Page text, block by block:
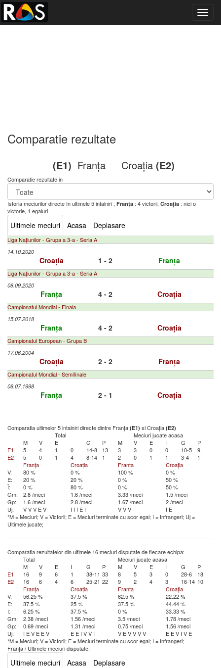
Comparatie rezultate
(E1) Franța - Croația (E2)
Comparatie rezultate in
Istoria meciurilor directe In ultimele 5 intalniri , Franța : 4 victorii, Croația : nici o
victorie, 1 egaluri
Ultimele meciuri Acasa Deplasare
Liga Naţiunilor - Grupa a 3-a - Seria A
14.10.2020
Croația 1 - 2 Franța
Liga Naţiunilor - Grupa a 3-a - Seria A
08.09.2020
Franța 4 - 2 Croația
Campionatul Mondial - Finala
15.07.2018
Franța 4 - 2 Croația
Campionatul European - Grupa B
17.06.2004
Croația 2 - 2 Franța
Campionatul Mondial - Semifinale
08.07.1998
Franța 2 - 1 Croația
Comparatia ultimelor 5 intalniri directe dintre Franța (E1) si Croația (E2)
Total
Meciuri jucate acasa
M
V E G P M V E I G
P
E1
5 4 1 0 14-8 13 3 3 0 0 10-5
9
E2
5 0 1 4 8-14 1 2 0 1 1 3-4
1
Franța
Croația Franța
Croația
V:
80 % 0 % 100 %
0 %
E:
20 % 20 % 0 %
50 %
Î:
0 % 80 % 0 %
50 %
Gm:
2.8 /meci 1.6 /meci 3.33 /meci
1.5 /meci
Gp:
1.6 /meci 2.8 /meci 1.67 /meci
2 /meci
Uj:
VVV EV I I I E I VVV I E
*M = Meciuri; V = Victorii; E = Meciuri terminate cu scor egal; I = Infrangeri; Uj =
Ultimele jucate;
Comparatia rezultatelor din ultimele 16 meciuri disputate de fiecare echipa:
Total
Meciuri jucate acasa
M
V E I G P M V E I G
P
E1
16 9 6 1 38-11 33 8 5 3 0 28-6
18
E2
16 6 4 6 25-21 22 9 2 4 3 16-14 10
Franța
Croația Franța
Croația
V:
56.25 % 37.5 % 62.5 %
22.22 %
E:
37.5 % 25 % 37.5 %
44.44 %
I:
6.25 % 37.5 % 0 %
33.33 %
Gm:
2.38 /meci 1.56 /meci 3.5 /meci
1.78 /meci
Gp:
0.69 /meci 1.31 /meci 0.75 /meci
1.56 /meci
Uj:
I EV E EV E E I VV I V EVVVV E EV I V E
*M = Meciuri; V = Victorii; E = Meciuri terminate cu scor egal; I = Infrangeri;
Franța/ Ultimele meciuri disputate:
Ultimele meciuri Acasa Deplasare